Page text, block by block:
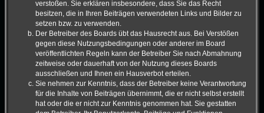
verstoßen. Sie erklären insbesondere, dass Sie das Recht
besitzen, die in Ihren Beiträgen verwendeten Links und Bilder zu
setzen bzw. zu verwenden.
Der Betreiber des Boards übt das Hausrecht aus. Bei Verstößen
gegen diese Nutzungsbedingungen oder anderer im Board
veröffentlichten Regeln kann der Betreiber Sie nach Abmahnung
zeitweise oder dauerhaft von der Nutzung dieses Boards
ausschließen und Ihnen ein Hausverbot erteilen.
Sie nehmen zur Kenntnis, dass der Betreiber keine Verantwortung
für die Inhalte von Beiträgen übernimmt, die er nicht selbst erstellt
hat oder die er nicht zur Kenntnis genommen hat. Sie gestatten